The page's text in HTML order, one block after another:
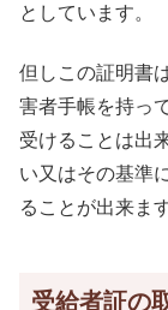
としています。
但しこの証明書
害者手帳を持っ
受けることは出
い又はその基準
ることが出来ます
受給者証の